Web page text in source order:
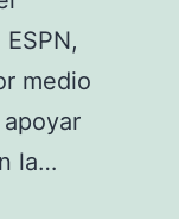
medio
la…